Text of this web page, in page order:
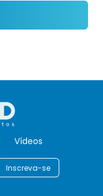
Vídeos
Inscreva-se